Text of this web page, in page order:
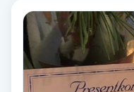
Massage
Medial vägledning